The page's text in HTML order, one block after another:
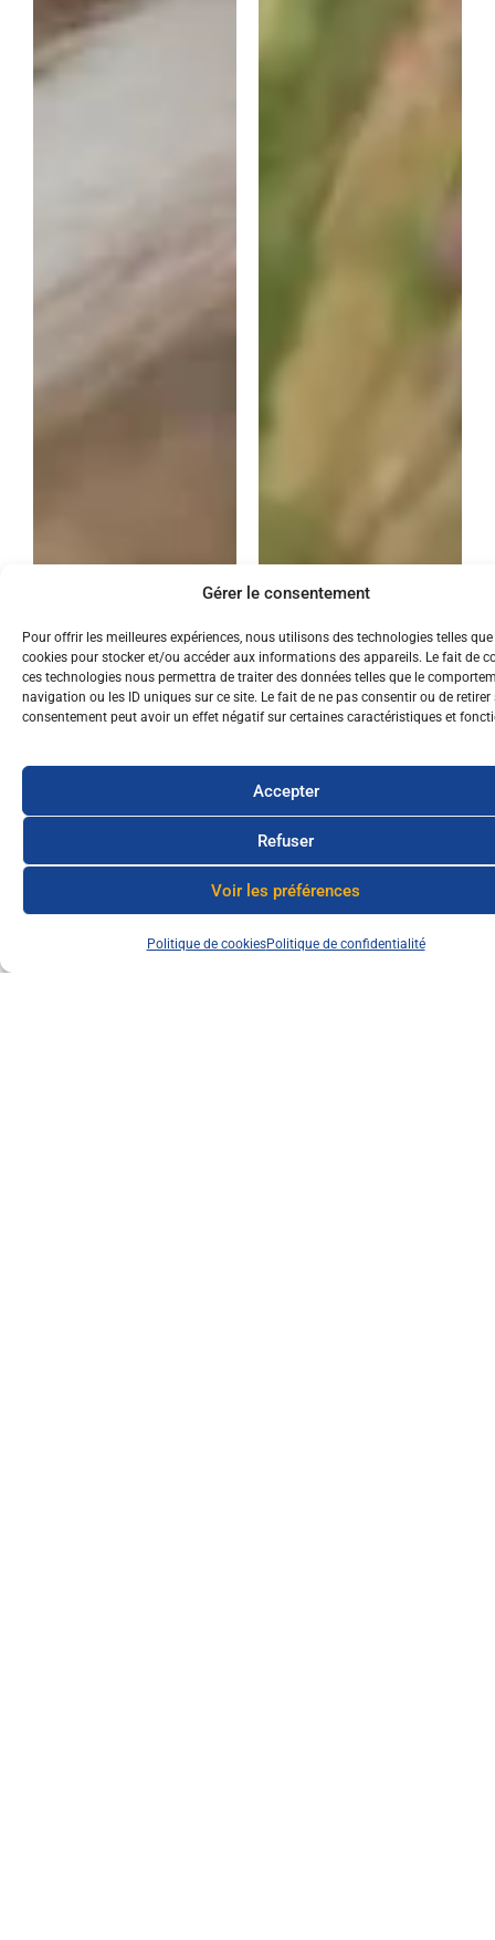
Gérer le consentement
Pour offrir les meilleures expériences, nous utilisons des technologies telles que
cookies pour stocker et/ou accéder aux informations des appareils. Le fait de
ces technologies nous permettra de traiter des données telles que le
navigation ou les ID uniques sur ce site. Le fait de ne pas consentir ou de retirer
consentement peut avoir un effet négatif sur certaines caractéristiques et
Accepter
Refuser
Voir les préférences
Politique de cookiesPolitique de confidentialité